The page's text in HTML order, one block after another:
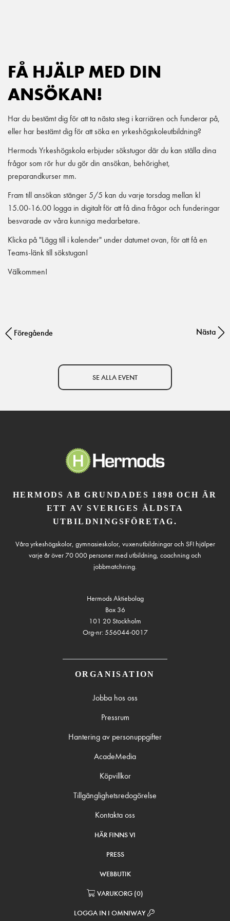
FÅ HJÄLP MED DIN
ANSÖKAN!
Har du bestämt dig för att ta nästa steg i karriären och funderar på,
eller har bestämt dig för att söka en yrkeshögskoleutbildning?
Hermods Yrkeshögskola erbjuder sökstugor där du kan ställa dina
frågor som rör hur du gör din ansökan, behörighet,
preparandkurser mm.
Fram till ansökan stänger 5/5 kan du varje torsdag mellan kl
15.00-16.00 logga in digitalt för att få dina frågor och funderingar
besvarade av våra kunniga medarbetare.
Klicka på "Lägg till i kalender" under datumet ovan, för att få en
Teams-länk till sökstugan!
Välkommen!
Post navigation
Föregående Nästa
SE ALLA EVENT
HERMODS AB GRUNDADES 1898 OCH ÄR
ETT AV SVERIGES ÄLDSTA
UTBILDNINGSFÖRETAG.
Våra yrkeshögskolor, gymnasieskolor, vuxenutbildningar och SFI hjälper
varje år över 70 000 personer med utbildning, coachning och
jobbmatchning.
Hermods Aktiebolag
Box 36
101 20 Stockholm
Org-nr: 556044-0017
ORGANISATION
Jobba hos oss
Pressrum
Hantering av personuppgifter
AcadeMedia
Köpvillkor
Tillgänglighetsredogörelse
Kontakta oss
HÄR FINNS VI
PRESS
WEBBUTIK
VARUKORG (0)
LOGGA IN I OMNIWAY